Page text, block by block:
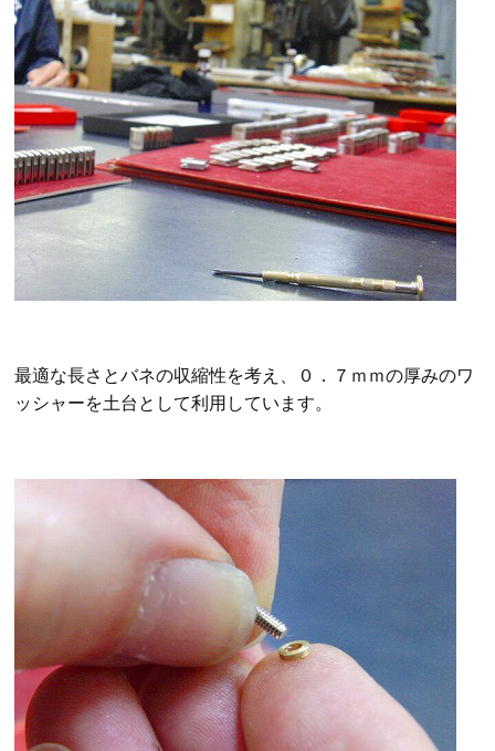
最適な長さとバネの収縮性を考え、０．７ｍｍの厚みのワ
ッシャーを土台として利用しています。